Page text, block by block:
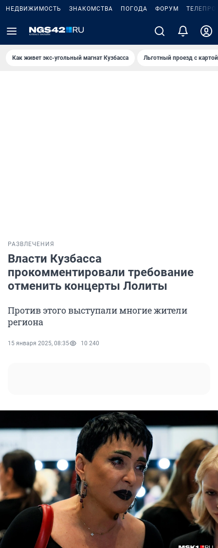
НЕДВИЖИМОСТЬ ЗНАКОМСТВА ПОГОДА ФОРУМ
Как живет экс-угольный магнат Кузбасса Льготный проезд с
РАЗВЛЕЧЕНИЯ
Власти Кузбасса
прокомментировали требование
отменить концерты Лолиты
Против этого выступали многие жители
региона
15 января 2025, 08:35 10 240